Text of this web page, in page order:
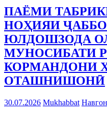
ПАЁМИ
НОҲИЯИ
ЮЛДОШЗОДА
МУНОСИБАТИ
КОРМАНДОНИ
ОТАШНИШОНӢ
30.07.2026 Mukhabbat